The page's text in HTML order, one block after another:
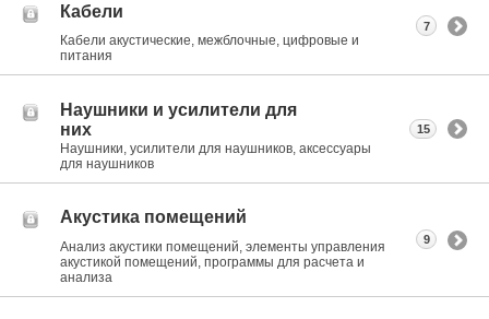
Кабели
Кабели акустические, межблочные, цифровые и
питания
7
Наушники и усилители для
них
Наушники, усилители для наушников, аксессуары
для наушников
15
Акустика помещений
Анализ акустики помещений, элементы управления
акустикой помещений, программы для расчета и
анализа
9